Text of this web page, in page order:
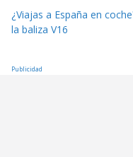
¿Viajas a España en
la baliza V16
Publicidad